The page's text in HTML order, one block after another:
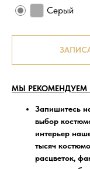
Серый
МЫ РЕКОМЕНДУЕМ
Запишитесь
выбор
интерьер
тысяч
расцветок,